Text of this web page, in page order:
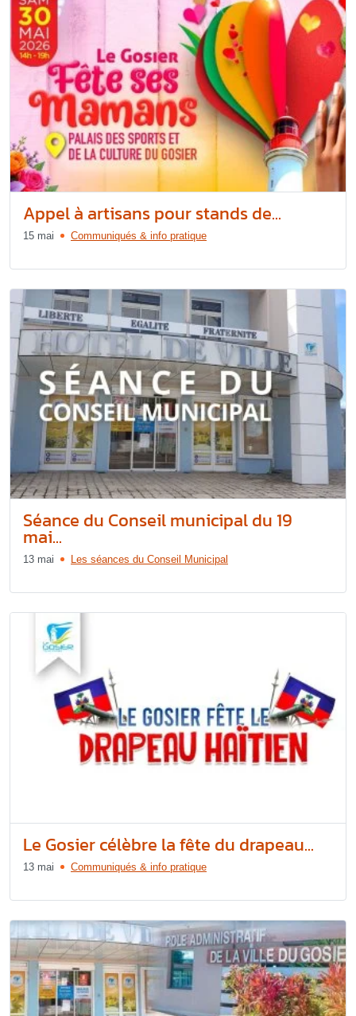
Appel à artisans pour stands de...
15 mai Communiqués & info pratique
Séance du Conseil municipal du 19
mai...
13 mai Les séances du Conseil Municipal
Le Gosier célèbre la fête du drapeau...
13 mai Communiqués & info pratique